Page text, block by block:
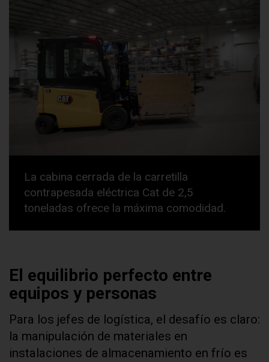
La cabina cerrada de la carretilla
contrapesada eléctrica Cat de 2,5
toneladas ofrece la máxima comodidad.
El equilibrio perfecto entre
equipos y personas
Para los jefes de logística, el desafío es claro:
la manipulación de materiales en
instalaciones de almacenamiento en frío es